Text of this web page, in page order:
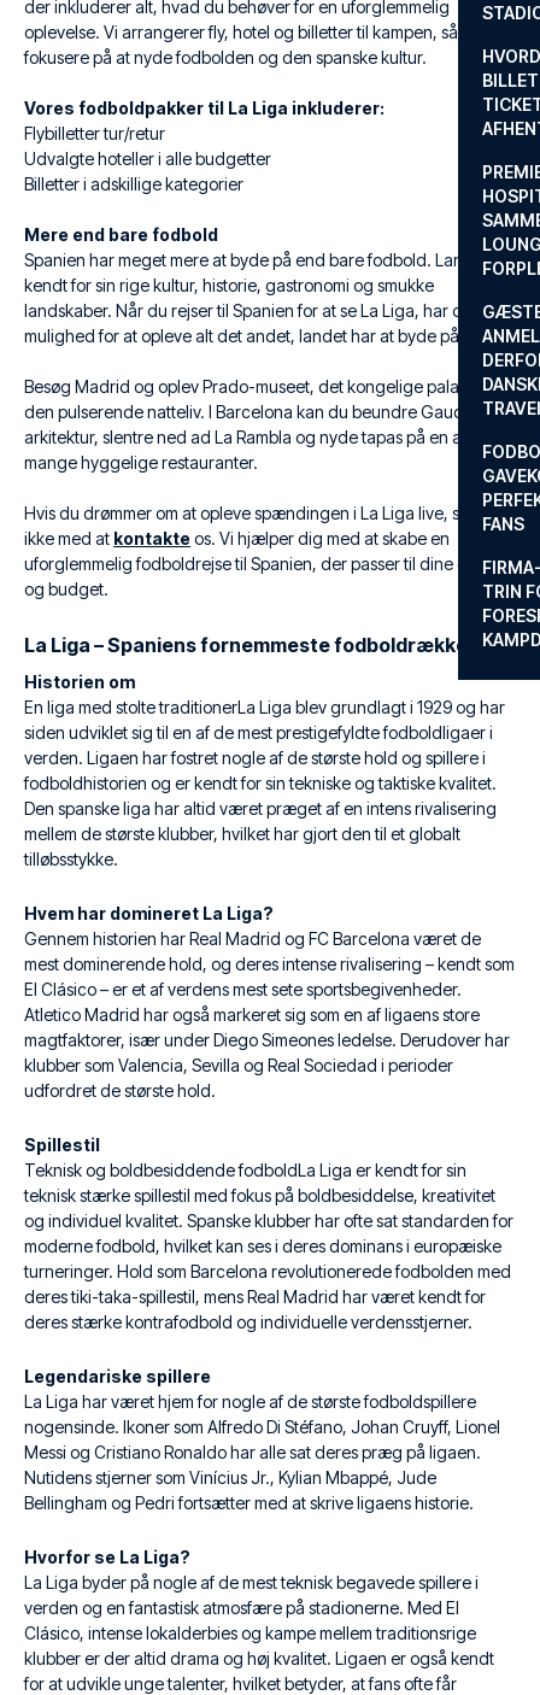
FANS
TRIN
der inkluderer alt, hvad du behøver for en uforglemmelig
oplevelse. Vi arrangerer fly, hotel og billetter til kampen, så du kan
fokusere på at nyde fodbolden og den spanske kultur.
Vores fodboldpakker til La Liga inkluderer:
Flybilletter tur/retur
Udvalgte hoteller i alle budgetter
Billetter i adskillige kategorier
Mere end bare fodbold
Spanien har meget mere at byde på end bare fodbold. Landet er
kendt for sin rige kultur, historie, gastronomi og smukke
landskaber. Når du rejser til Spanien for at se La Liga, har du også
mulighed for at opleve alt det andet, landet har at byde på.
Besøg Madrid og oplev Prado-museet, det kongelige palads og
den pulserende natteliv. I Barcelona kan du beundre Gaudis
arkitektur, slentre ned ad La Rambla og nyde tapas på en af de
mange hyggelige restauranter.
Hvis du drømmer om at opleve spændingen i La Liga live, så tøv
ikke med at kontakteos. Vi hjælper dig med at skabe en
uforglemmelig fodboldrejse til Spanien, der passer til dine ønsker
og budget.
La Liga – Spaniens fornemmeste fodboldrække
Historien om
En liga med stolte traditionerLa Liga blev grundlagt i 1929 og har
siden udviklet sig til en af de mest prestigefyldte fodboldligaer i
verden. Ligaen har fostret nogle af de største hold og spillere i
fodboldhistorien og er kendt for sin tekniske og taktiske kvalitet.
Den spanske liga har altid været præget af en intens rivalisering
mellem de største klubber, hvilket har gjort den til et globalt
tilløbsstykke.
Hvem har domineret La Liga?
Gennem historien har Real Madrid og FC Barcelona været de
mest dominerende hold, og deres intense rivalisering – kendt som
El Clásico – er et af verdens mest sete sportsbegivenheder.
Atletico Madrid har også markeret sig som en af ligaens store
magtfaktorer, især under Diego Simeones ledelse. Derudover har
klubber som Valencia, Sevilla og Real Sociedad i perioder
udfordret de største hold.
Spillestil
Teknisk og boldbesiddende fodboldLa Liga er kendt for sin
teknisk stærke spillestil med fokus på boldbesiddelse, kreativitet
og individuel kvalitet. Spanske klubber har ofte sat standarden for
moderne fodbold, hvilket kan ses i deres dominans i europæiske
turneringer. Hold som Barcelona revolutionerede fodbolden med
deres tiki-taka-spillestil, mens Real Madrid har været kendt for
deres stærke kontrafodbold og individuelle verdensstjerner.
Legendariske spillere
La Liga har været hjem for nogle af de største fodboldspillere
nogensinde. Ikoner som Alfredo Di Stéfano, Johan Cruyff, Lionel
Messi og Cristiano Ronaldo har alle sat deres præg på ligaen.
Nutidens stjerner som Vinícius Jr., Kylian Mbappé, Jude
Bellingham og Pedri fortsætter med at skrive ligaens historie.
Hvorfor se La Liga?
La Liga byder på nogle af de mest teknisk begavede spillere i
verden og en fantastisk atmosfære på stadionerne. Med El
Clásico, intense lokalderbies og kampe mellem traditionsrige
klubber er der altid drama og høj kvalitet. Ligaen er også kendt
for at udvikle unge talenter, hvilket betyder, at fans ofte får